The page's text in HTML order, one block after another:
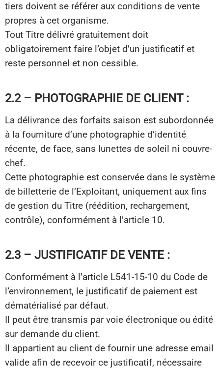
tiers doivent se référer aux conditions de vente
propres à cet organisme.
Tout Titre délivré gratuitement doit
obligatoirement faire l’objet d’un justificatif et
reste personnel et non cessible.
2.2 – PHOTOGRAPHIE DE CLIENT :
La délivrance des forfaits saison est subordonnée
à la fourniture d’une photographie d’identité
récente, de face, sans lunettes de soleil ni couvre-
chef.
Cette photographie est conservée dans le système
de billetterie de l’Exploitant, uniquement aux fins
de gestion du Titre (réédition, rechargement,
contrôle), conformément à l’article 10.
2.3 – JUSTIFICATIF DE VENTE :
Conformément à l’article L541-15-10 du Code de
l’environnement, le justificatif de paiement est
dématérialisé par défaut.
Il peut être transmis par voie électronique ou édité
sur demande du client.
Il appartient au client de fournir une adresse email
valide afin de recevoir ce justificatif, nécessaire